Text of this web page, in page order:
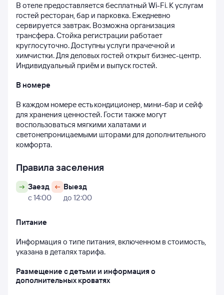
В отеле предоставляется бесплатный Wi-Fi. К услугам
гостей ресторан, бар и парковка. Ежедневно
сервируется завтрак. Возможна организация
трансфера. Стойка регистрации работает
круглосуточно. Доступны услуги прачечной и
химчистки. Для деловых гостей открыт бизнес-центр.
Индивидуальный приём и выпуск гостей.
В номере
В каждом номере есть кондиционер, мини-бар и сейф
для хранения ценностей. Гости также могут
воспользоваться мягкими халатами и
светонепроницаемыми шторами для дополнительного
комфорта.
Правила заселения
Заезд
с 14:00
Выезд
до 12:00
Питание
Информация о типе питания, включенном в стоимость,
указана в деталях тарифа.
Размещение с детьми и информация о
дополнительных кроватях